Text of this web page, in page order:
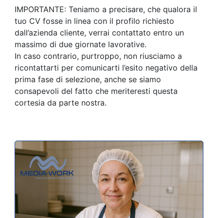
IMPORTANTE: Teniamo a precisare, che qualora il
tuo CV fosse in linea con il profilo richiesto
dall’azienda cliente, verrai contattato entro un
massimo di due giornate lavorative.
In caso contrario, purtroppo, non riusciamo a
ricontattarti per comunicarti l’esito negativo della
prima fase di selezione, anche se siamo
consapevoli del fatto che meriteresti questa
cortesia da parte nostra.